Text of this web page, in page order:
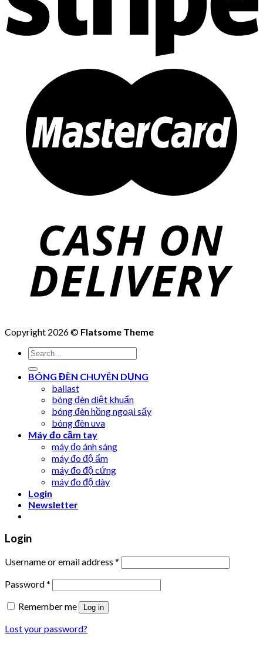
Copyright 2026 © Flatsome Theme
Search
for:
BÓNG ĐÈN CHUYÊN DỤNG
ballast
bóng đèn diệt khuẩn
bóng đèn hồng ngoại sấy
bóng đèn uva
Máy đo cầm tay
máy đo ánh sáng
máy đo độ ẩm
máy đo độ cứng
máy đo độ dày
Login
Newsletter
Login
Username or email address *
Password*
Remember me
Log in
Lost your password?